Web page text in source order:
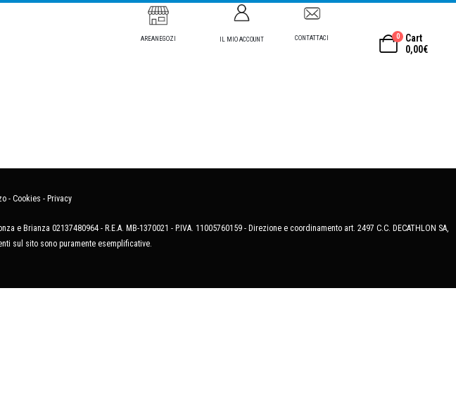
AREANEGOZI IL MIO ACCOUNT CONTATTACI 0
Cart
0,00€
- Cookies - Privacy
e Brianza 02137480964 - R.E.A. MB-1370021 - P.IVA. 11005760159 - Direzione e coordinamento art. 2497 C.C. DECATHLON SA,
sul sito sono puramente esemplificative.